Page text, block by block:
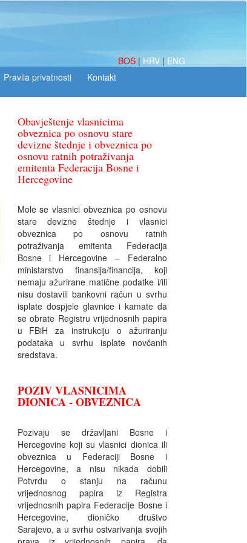
BOS | HRV | ENG
Obavještenje vlasnicima
obveznica po osnovu stare
devizne štednje i obveznica po
osnovu ratnih potraživanja
emitenta Federacija Bosne i
Hercegovine
Mole se vlasnici obveznica po osnovu
stare devizne štednje i vlasnici
obveznica po osnovu ratnih
potraživanja emitenta Federacija
Bosne i Hercegovine – Federalno
ministarstvo finansija/financija, koji
nemaju ažurirane matične podatke i/ili
nisu dostavili bankovni račun u svrhu
isplate dospjele glavnice i kamate da
se obrate Registru vrijednosnih papira
u FBiH za instrukciju o ažuriranju
podataka u svrhu isplate novčanih
sredstava.
POZIV VLASNICIMA
DIONICA - OBVEZNICA
Pozivaju se državljani Bosne i
Hercegovine koji su vlasnici dionica ili
obveznica u Federaciji Bosne i
Hercegovine, a nisu nikada dobili
Potvrdu o stanju na računu
vrijednosnog papira iz Registra
vrijednosnih papira Federacije Bosne i
Hercegovine, dioničko društvo
Sarajevo, a u svrhu ostvarivanja svojih